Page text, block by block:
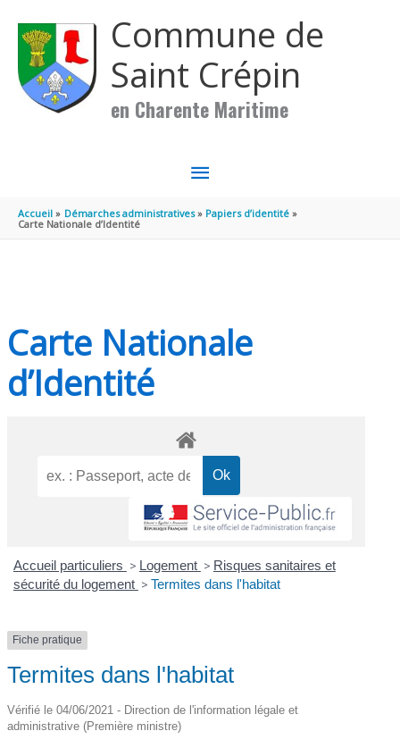
Commune de
Saint Crépin
en Charente Maritime
MENU
PRINCIPAL
Accueil Démarches administratives
Papiers d’identité
Carte Nationale d’Identité
Carte Nationale
d’Identité
Accueil particuliers > Logement > Risques sanitaires et
sécurité du logement > Termites dans l'habitat
Fiche pratique
Termites dans l'habitat
Vérifié le 04/06/2021 - Direction de l'information légale et
administrative (Première ministre)